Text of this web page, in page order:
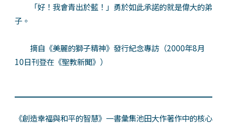
「好！我會青出於藍！」勇於如此承諾的就是偉大的弟
子。
摘自《美麗的獅子精神》發行紀念專訪（2000年8月
10日刊登在《聖教新聞》）
《創造幸福與和平的智慧》一書彙集池田大作著作中的核心